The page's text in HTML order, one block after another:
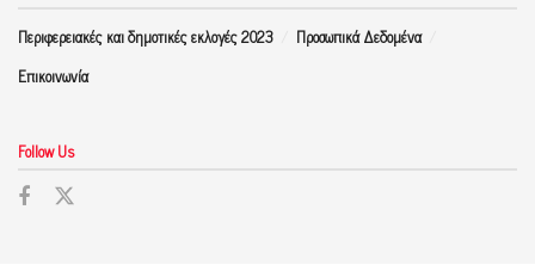
Περιφερειακές και δημοτικές εκλογές 2023
Προσωπικά Δεδομένα
Επικοινωνία
Follow Us